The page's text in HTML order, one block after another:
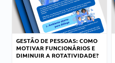
GESTÃO DE PESSOAS: COMO
MOTIVAR FUNCIONÁRIOS E
DIMINUIR A ROTATIVIDADE?